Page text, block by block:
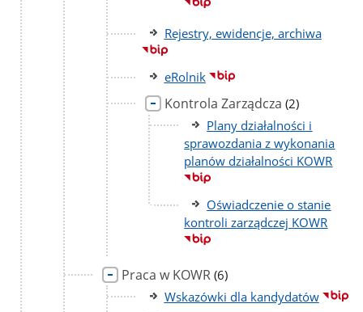
Rejestry, ewidencje, archiwa
eRolnik
Kontrola Zarządcza liczba
podstron
(2)
Plany działalności i
sprawozdania z wykonania
planów działalności KOWR
Oświadczenie o stanie
kontroli zarządczej KOWR
Praca w KOWR liczba
podstron
(6)
Wskazówki dla kandydatów